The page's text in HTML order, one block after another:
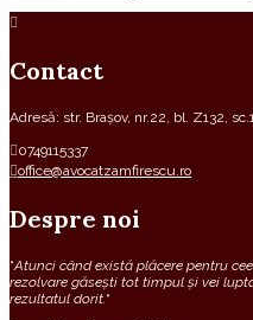
Contact
Adresă: str. Brașov, nr.22, bl. Z132,
0749115337
office@avocatzamfirescu.ro
Despre noi
“Atunci când există plăcere pentru
rezolvare găsești tot timpul și vei
rezultatul dorit.“